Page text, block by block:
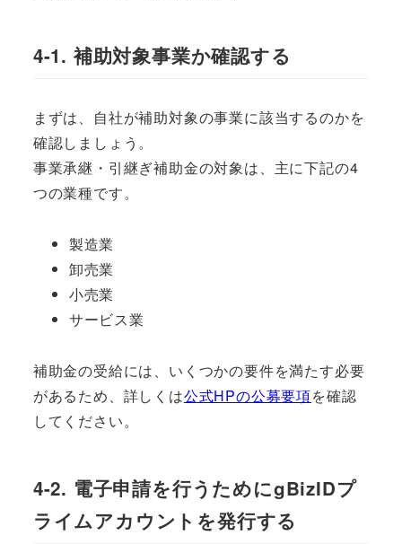
4-1. 補助対象事業か確認する
まずは、自社が補助対象の事業に該当するのかを
確認しましょう。
事業承継・引継ぎ補助金の対象は、主に下記の4
つの業種です。
製造業
卸売業
小売業
サービス業
補助金の受給には、いくつかの要件を満たす必要
があるため、詳しくは公式HPの公募要項を確認
してください。
4-2. 電子申請を行うためにgBizIDプ
ライムアカウントを発行する